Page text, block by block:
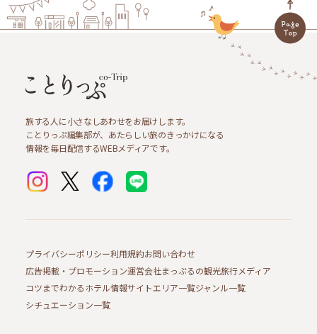
旅する人に小さなしあわせをお届けします。
ことりっぷ編集部が、あたらしい旅のきっかけになる
情報を毎日配信するWEBメディアです。
プライバシーポリシー利用規約お問い合わせ
広告掲載・プロモーション運営会社まっぷるの観光旅行メディア
コツまでわかるホテル情報サイトエリア一覧ジャンル一覧
シチュエーション一覧